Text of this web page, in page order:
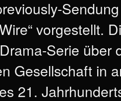
vorgestellt.
Serie über
Gesellschaft in
21.